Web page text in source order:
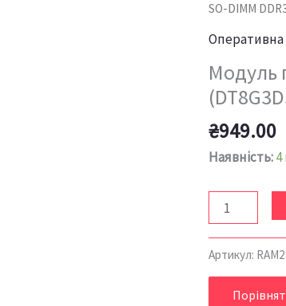
SO-DIMM
Модуль
₴949.00
Наявність:4
Артикул: